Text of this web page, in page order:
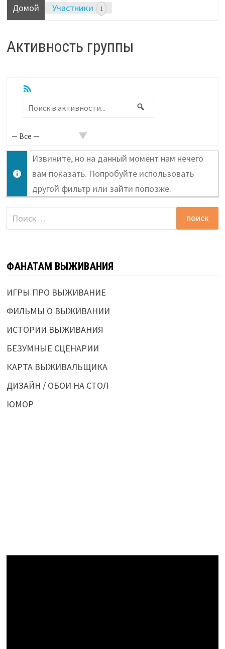
Домой Участники 1
Активность группы
RSS
Поиск
активности...
Извините, но на данный момент нам нечего
вам показать. Попробуйте использовать
другой фильтр или зайти попозже.
Найти:
ФАНАТАМ ВЫЖИВАНИЯ
ИГРЫ ПРО ВЫЖИВАНИЕ
ФИЛЬМЫ О ВЫЖИВАНИИ
ИСТОРИИ ВЫЖИВАНИЯ
БЕЗУМНЫЕ СЦЕНАРИИ
КАРТА ВЫЖИВАЛЬЩИКА
ДИЗАЙН / ОБОИ НА СТОЛ
ЮМОР